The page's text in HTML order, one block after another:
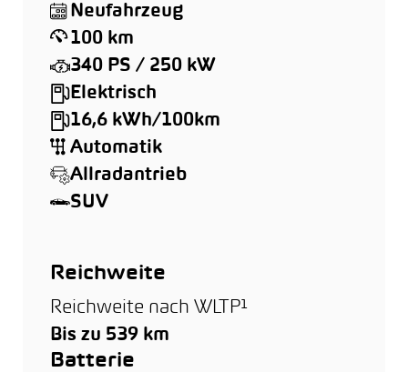
Neufahrzeug
100 km
340 PS / 250 kW
Elektrisch
16,6 kWh/100km
Automatik
Allradantrieb
SUV
Reichweite
Reichweite nach WLTP¹
Bis zu 539 km
Batterie